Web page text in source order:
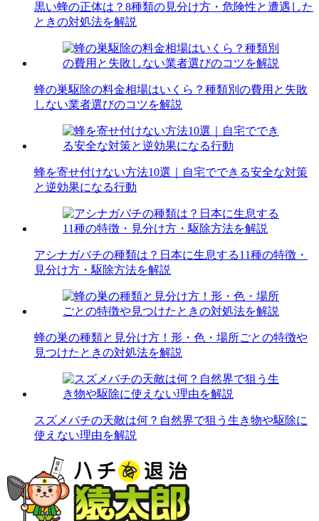
黒い蜂の正体は？8種類の見分け方・危険性と遭遇した
ときの対処法を解説
蜂の巣駆除の料金相場はいくら？種類別の費用と失敗
しない業者選びのコツを解説
蜂を寄せ付けない方法10選｜自宅でできる安全な対策
と逆効果になる行動
アシナガバチの種類は？日本に生息する11種の特徴・
見分け方・駆除方法を解説
蜂の巣の種類と見分け方！形・色・場所ごとの特徴や
見つけたときの対処法を解説
スズメバチの天敵は何？自然界で狙う生き物や駆除に
使えない理由を解説